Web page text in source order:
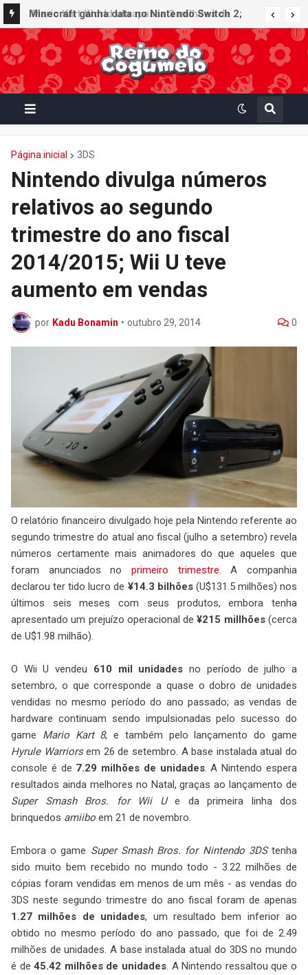
Minecraft ganha data no Nintendo Switch 2;
Super Mario Mash-Up receberá atualização
gráfica exclusiva
Página inicial 3DS
Nintendo divulga números
relativos ao segundo
trimestre do ano fiscal
2014/2015; Wii U teve
aumento em vendas
por Kadu Bonamin • outubro 29, 2014 0
O relatório financeiro divulgado hoje pela Nintendo referente ao
segundo trimestre do atual ano fiscal (julho a setembro) revela
números certamente mais animadores do que aqueles que
foram anunciados no primeiro trimestre. A companhia
declarou ter tido lucro de ¥14.3 bilhões(U$131.5 milhões) nos
últimos seis meses com seus produtos, embora tenha
apresentado um prejuízo operacional de¥215 millhões(cerca
de U$1.98 milhão).
O Wii U vendeu 610 mil unidades no período de julho a
setembro, o que corresponde a quase o dobro de unidades
vendidas no mesmo período do ano passado; as vendas de
hardware continuam sendo impulsionadas pelo sucesso do
game Mario Kart 8, e também pelo lançamento do game
Hyrule Warriorsem 26 de setembro. A base instalada atual do
console é de 7.29 milhões de unidades. A Nintendo espera
resultados ainda melhores no Natal, graças ao lançamento de
Super Smash Bros. for Wii Ue da primeira linha dos
brinquedos amiibo em 21 de novembro.
Embora o game Super Smash Bros. for Nintendo 3DStenha
sido muito bem recebido no mundo todo - 3.22 milhões de
cópias foram vendidas em menos de um mês - as vendas do
3DS neste segundo trimestre do ano fiscal foram de apenas
1.27 milhões de unidades, um resultado bem inferior ao
obtido no mesmo período do ano passado, que foi de 2.49
milhões de unidades. A base instalada atual do 3DS no mundo
é de45.42 milhões de unidades. A Nintendo ressaltou que o